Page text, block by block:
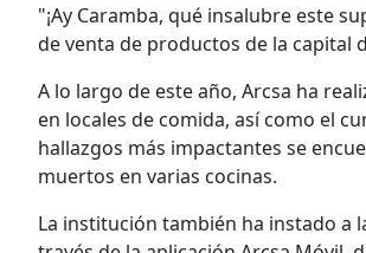
"¡Ay Caramba, qué insalubre este
de venta de productos de la
A lo largo de este año, Arcsa ha
en locales de comida, así como el
hallazgos más impactantes se
muertos en varias cocinas.
La institución también ha instado a